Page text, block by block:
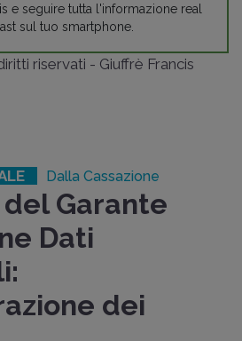
e seguire tutta l'informazione real
sul tuo smartphone.
riservati - Giuffrè Francis
Dalla Cassazione
del Garante
Dati
dei